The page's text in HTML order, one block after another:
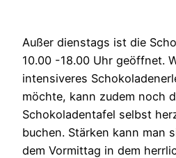
Außer dienstags ist die
10.00 -18.00 Uhr geöffnet.
intensiveres
möchte, kann zudem noch
Schokoladentafel selbst
buchen. Stärken kann man
dem Vormittag in dem